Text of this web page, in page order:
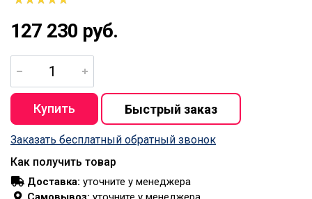
127 230 руб.
Заказать бесплатный обратный звонок
Как получить товар
Доставка: уточните у менеджера